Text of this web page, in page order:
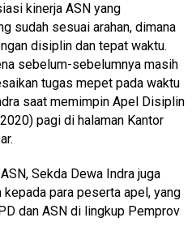
kinerja ASN yang
sudah sesuai arahan, dimana
disiplin dan tepat waktu.
sebelum-sebelumnya masih
tugas mepet pada waktu
saat memimpin Apel Disiplin
pagi di halaman Kantor
Sekda Dewa Indra juga
para peserta apel, yang
dan ASN di lingkup Pemprov